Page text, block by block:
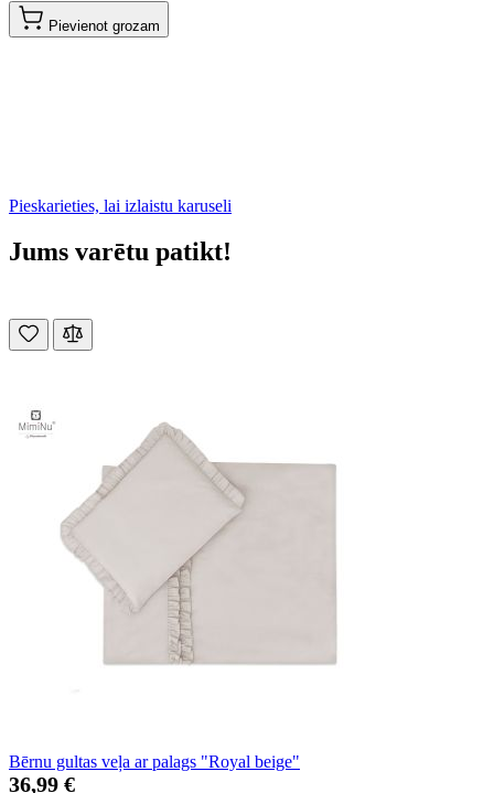
Pievienot grozam
Pieskarieties, lai izlaistu karuseli
Jums varētu patikt!
Bērnu gultas veļa ar palags "Royal beige"
36,99 €